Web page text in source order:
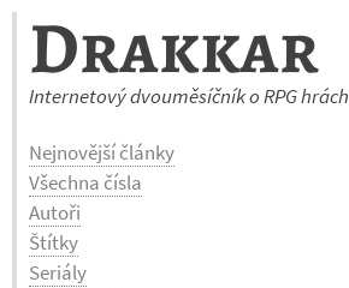
Drakkar
Internetový dvouměsíčník o RPG hrách
Nejnovější články
Všechna čísla
Autoři
Štítky
Seriály